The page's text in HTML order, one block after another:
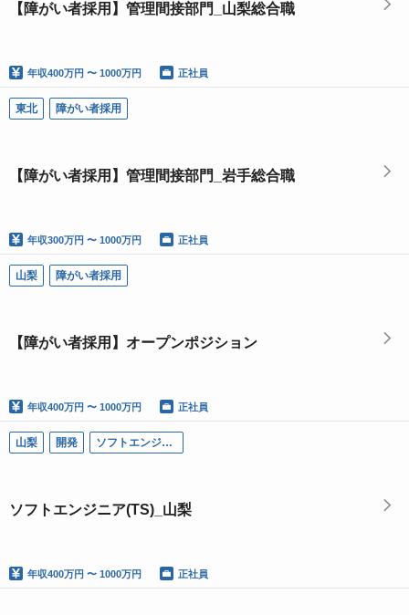
【障がい者採用】管理間接部門_山梨総合職
年収400万円 〜 1000万円 正社員
東北 障がい者採用
【障がい者採用】管理間接部門_岩手総合職
年収300万円 〜 1000万円 正社員
山梨 障がい者採用
【障がい者採用】オープンポジション
年収400万円 〜 1000万円 正社員
山梨 開発 ソフトエンジニア
ソフトエンジニア(TS)_山梨
年収400万円 〜 1000万円 正社員